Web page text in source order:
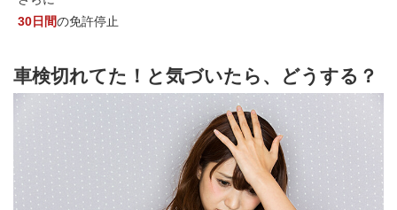
30日間の免許停止
車検切れてた！と気づいたら、どうする？